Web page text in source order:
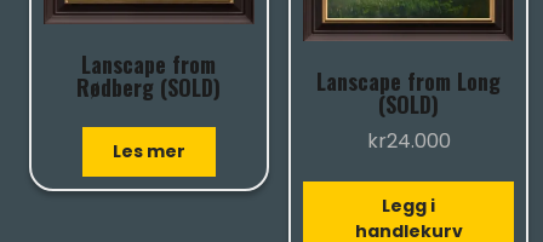
Lanscape from
Rødberg (SOLD)
Les mer
Lanscape from Long
(SOLD)
kr24.000
Legg i
handlekurv